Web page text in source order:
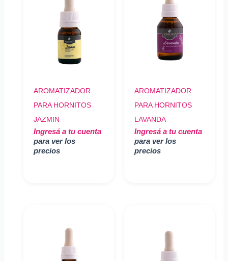
AROMATIZADOR
PARA HORNITOS
JAZMIN
Ingresá a tu cuenta
para ver los
precios
AROMATIZADOR
PARA HORNITOS
LAVANDA
Ingresá a tu cuenta
para ver los
precios